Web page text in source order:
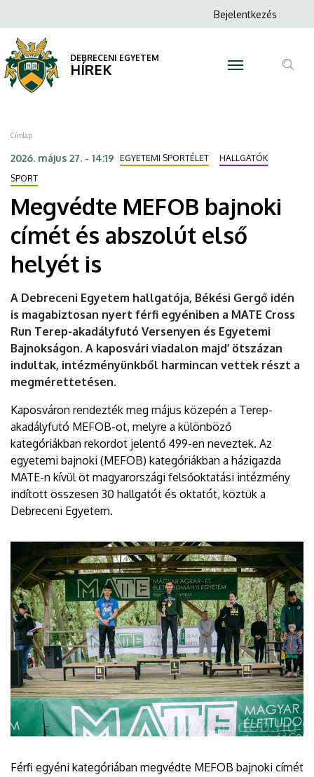
MEFOB
bajnoki
címét
és
abszolút
első
helyét
is
DEBRECENI
EGYETEM
a
tartalomra
Anonim
menüje
Bejelentkezés
DEBRECENI EGYETEM
HÍREK
Morzsa
Címlap
2026. május 27. - 14:19 EGYETEMI SPORTÉLET
HALLGATÓK
SPORT
Megvédte MEFOB bajnoki
címét és abszolút első
helyét is
A Debreceni Egyetem hallgatója, Békési Gergő idén
is magabiztosan nyert férfi egyéniben a MATE Cross
Run Terep-akadályfutó Versenyen és Egyetemi
Bajnokságon. A kaposvári viadalon majd’ ötszázan
indultak, intézményünkből harmincan vettek részt a
megmérettetésen.
Kaposváron rendezték meg május közepén a Terep-
akadályfutó MEFOB-ot, melyre a különböző
kategóriákban rekordot jelentő 499-en neveztek. Az
egyetemi bajnoki (MEFOB) kategóriákban a házigazda
MATE-n kívül öt magyarországi felsőoktatási intézmény
indított összesen 30 hallgatót és oktatót, köztük a
Debreceni Egyetem.
Férfi egyéni kategóriában megvédte MEFOB bajnoki címét